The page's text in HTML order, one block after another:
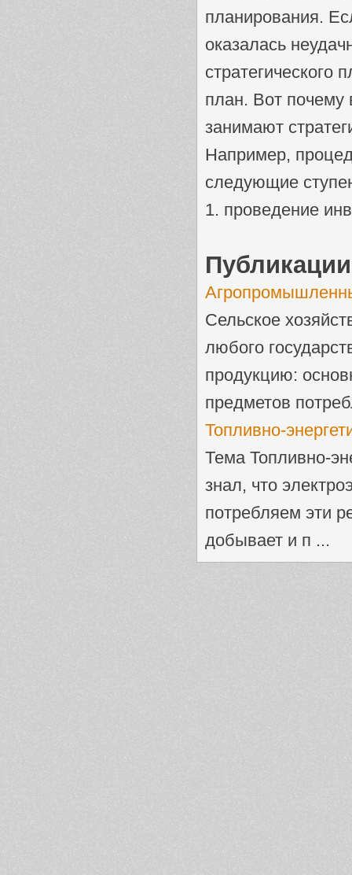
планирования.
оказалась
план. Вот почему
занимают
Например,
следующие
1. проведение
Сельское
любого
продукцию:
предметов
Топливно-
Тема Топливно-
знал, что
потребляем эти
добывает и п ...